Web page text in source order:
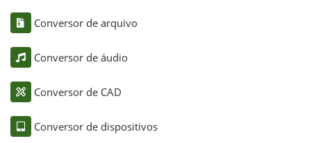
Conversor de arquivo
Conversor de áudio
Conversor de CAD
Conversor de dispositivos